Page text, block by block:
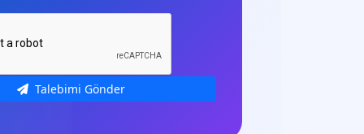
Talebimi Gönder